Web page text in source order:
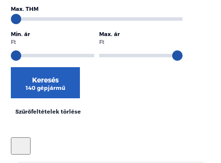
Max. THM
Min. ár
Ft
Max. ár
Ft
Keresés
140 gépjármű
Szűrőfeltételek törlése